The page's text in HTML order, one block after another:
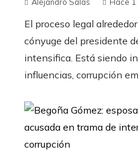
El proceso legal
cónyuge del presidente
intensifica. Está siendo
influencias, corrupción